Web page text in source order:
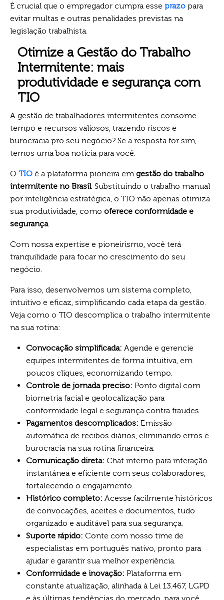
É crucial que o empregador cumpra esse prazo para
evitar multas e outras penalidades previstas na
legislação trabalhista.
Otimize a Gestão do Trabalho
Intermitente: mais
produtividade e segurança com
TIO
A gestão de trabalhadores intermitentes consome
tempo e recursos valiosos, trazendo riscos e
burocracia pro seu negócio? Se a resposta for sim,
temos uma boa notícia para você.
O TIO é a plataforma pioneira em gestão do trabalho
intermitente no Brasil. Substituindo o trabalho manual
por inteligência estratégica, o TIO não apenas otimiza
sua produtividade, como oferece conformidade e
segurança.
Com nossa expertise e pioneirismo, você terá
tranquilidade para focar no crescimento do seu
negócio.
Para isso, desenvolvemos um sistema completo,
intuitivo e eficaz, simplificando cada etapa da gestão.
Veja como o TIO descomplica o trabalho intermitente
na sua rotina:
Convocação simplificada: Agende e gerencie
equipes intermitentes de forma intuitiva, em
poucos cliques, economizando tempo.
Controle de jornada preciso: Ponto digital com
biometria facial e geolocalização para
conformidade legal e segurança contra fraudes.
Pagamentos descomplicados: Emissão
automática de recibos diários, eliminando erros e
burocracia na sua rotina financeira.
Comunicação direta: Chat interno para interação
instantânea e eficiente com seus colaboradores,
fortalecendo o engajamento.
Histórico completo: Acesse facilmente históricos
de convocações, aceites e documentos, tudo
organizado e auditável para sua segurança.
Suporte rápido: Conte com nosso time de
especialistas em português nativo, pronto para
ajudar e garantir sua melhor experiência.
Conformidade e inovação: Plataforma em
constante atualização, alinhada à Lei 13.467, LGPD